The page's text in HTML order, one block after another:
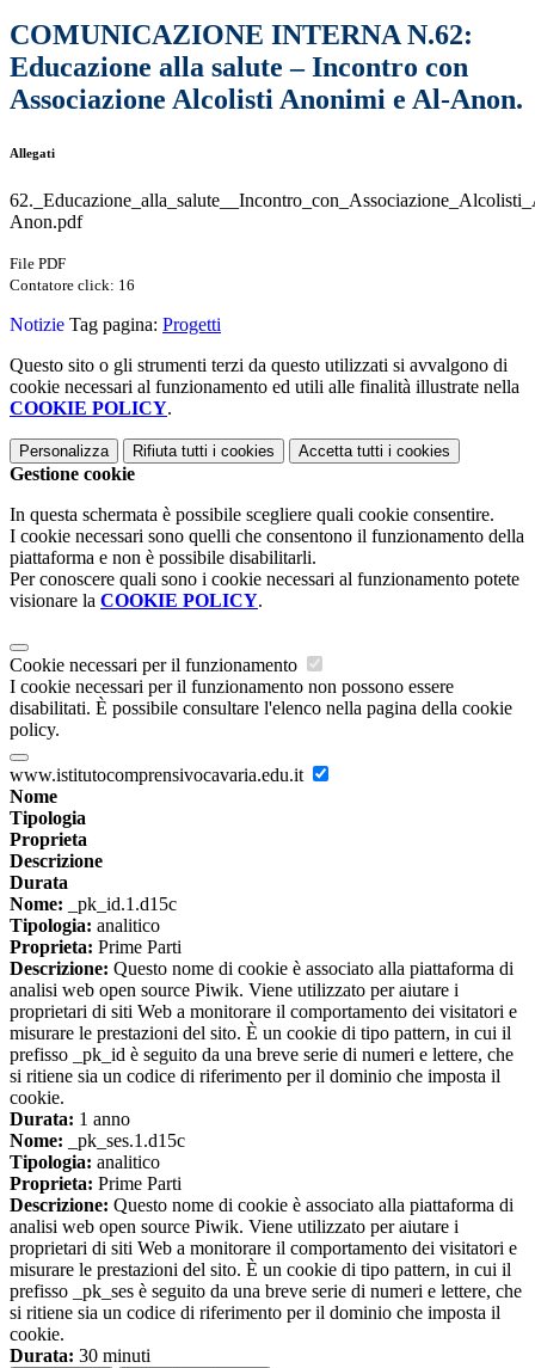
COMUNICAZIONE INTERNA N.62:
Educazione alla salute – Incontro con
Associazione Alcolisti Anonimi e Al-Anon.
Allegati
Anon.pdf
File PDF
Contatore click: 16
Notizie Tag pagina: Progetti
Questo sito o gli strumenti terzi da questo utilizzati si avvalgono di
cookie necessari al funzionamento ed utili alle finalità illustrate nella
COOKIE POLICY.
Personalizza Rifiuta tutti i cookies Accetta tutti i cookies
Gestione cookie
In questa schermata è possibile scegliere quali cookie consentire.
I cookie necessari sono quelli che consentono il funzionamento della
piattaforma e non è possibile disabilitarli.
Per conoscere quali sono i cookie necessari al funzionamento potete
visionare la COOKIE POLICY.
Cookie necessari per il funzionamento
I cookie necessari per il funzionamento non possono essere
disabilitati. È possibile consultare l'elenco nella pagina della cookie
policy.
www.istitutocomprensivocavaria.edu.it
Nome
Tipologia
Proprieta
Descrizione
Durata
Nome: _pk_id.1.d15c
Tipologia: analitico
Proprieta: Prime Parti
Descrizione: Questo nome di cookie è associato alla piattaforma di
analisi web open source Piwik. Viene utilizzato per aiutare i
proprietari di siti Web a monitorare il comportamento dei visitatori e
misurare le prestazioni del sito. È un cookie di tipo pattern, in cui il
prefisso _pk_id è seguito da una breve serie di numeri e lettere, che
si ritiene sia un codice di riferimento per il dominio che imposta il
cookie.
Durata: 1 anno
Nome: _pk_ses.1.d15c
Tipologia: analitico
Proprieta: Prime Parti
Descrizione: Questo nome di cookie è associato alla piattaforma di
analisi web open source Piwik. Viene utilizzato per aiutare i
proprietari di siti Web a monitorare il comportamento dei visitatori e
misurare le prestazioni del sito. È un cookie di tipo pattern, in cui il
prefisso _pk_ses è seguito da una breve serie di numeri e lettere, che
si ritiene sia un codice di riferimento per il dominio che imposta il
cookie.
Durata: 30 minuti